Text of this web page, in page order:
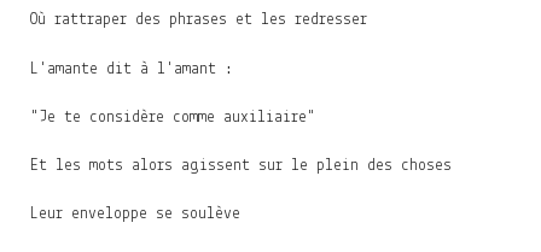
Où rattraper des phrases et les redresser
L'amante dit à l'amant :
"Je te considère comme auxiliaire"
Et les mots alors agissent sur le plein des choses
Leur enveloppe se soulève